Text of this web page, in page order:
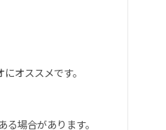
オススメです。
場合があります。